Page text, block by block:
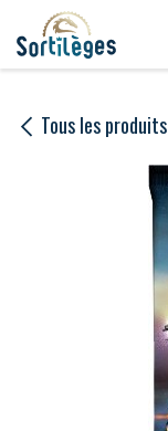
Se rendre au contenu
Tous les produits